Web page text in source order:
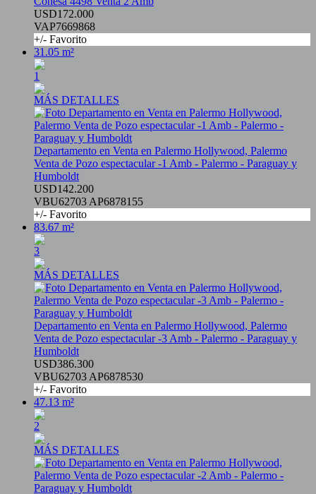
USD172.000
VAP7669868
+/- Favorito
31.05 m²
1
MÁS DETALLES
Departamento en Venta en Palermo Hollywood, Palermo
Venta de Pozo espectacular -1 Amb - Palermo - Paraguay y
Humboldt
USD142.200
VBU62703 AP6878155
+/- Favorito
83.67 m²
3
MÁS DETALLES
Departamento en Venta en Palermo Hollywood, Palermo
Venta de Pozo espectacular -3 Amb - Palermo - Paraguay y
Humboldt
USD386.300
VBU62703 AP6878530
+/- Favorito
47.13 m²
2
MÁS DETALLES